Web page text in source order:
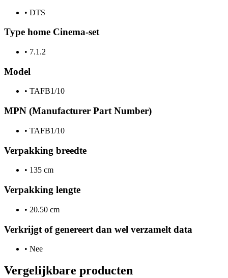
• DTS
Type home Cinema-set
• 7.1.2
Model
• TAFB1/10
MPN (Manufacturer Part Number)
• TAFB1/10
Verpakking breedte
• 135 cm
Verpakking lengte
• 20.50 cm
Verkrijgt of genereert dan wel verzamelt data
• Nee
Vergelijkbare producten